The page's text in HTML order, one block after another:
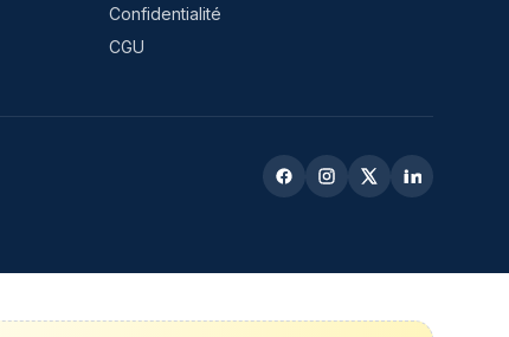
Confidentialité
CGU